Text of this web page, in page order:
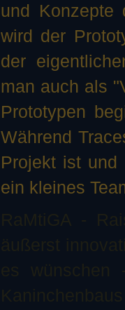
und Konzepte
wird der
der
man auch als
Prototypen
Während
Projekt ist und
ein kleines